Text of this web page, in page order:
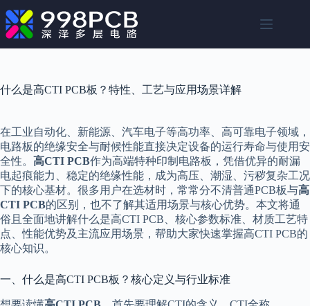
至
内
容
什么是高CTI PCB板？特性、工艺与应用场景详解
在工业自动化、新能源、汽车电子等高功率、高可靠电子领域，
电路板的绝缘安全与耐候性能直接决定设备的运行寿命与使用安
全性。 高CTI PCB作为高端特种印制电路板，凭借优异的耐漏
电起痕能力、稳定的绝缘性能，成为高压、潮湿、污秽复杂工况
下的核心基材。很多用户在选材时，常常分不清普通PCB板与高
CTI PCB的区别，也不了解其适用场景与核心优势。本文将通
俗且全面地讲解什么是高CTI PCB、核心参数标准、材质工艺特
点、性能优势及主流应用场景，帮助大家快速掌握高CTI PCB的
核心知识。
一、什么是高CTI PCB板？核心定义与行业标准